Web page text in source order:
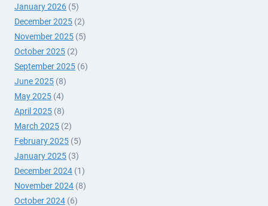
January 2026 (5)
December 2025 (2)
November 2025 (5)
October 2025 (2)
September 2025 (6)
June 2025 (8)
May 2025 (4)
April 2025 (8)
March 2025 (2)
February 2025 (5)
January 2025 (3)
December 2024 (1)
November 2024 (8)
October 2024 (6)